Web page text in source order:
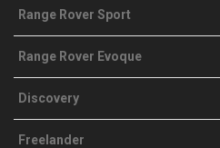
Range Rover Sport
Range Rover Evoque
Discovery
Freelander